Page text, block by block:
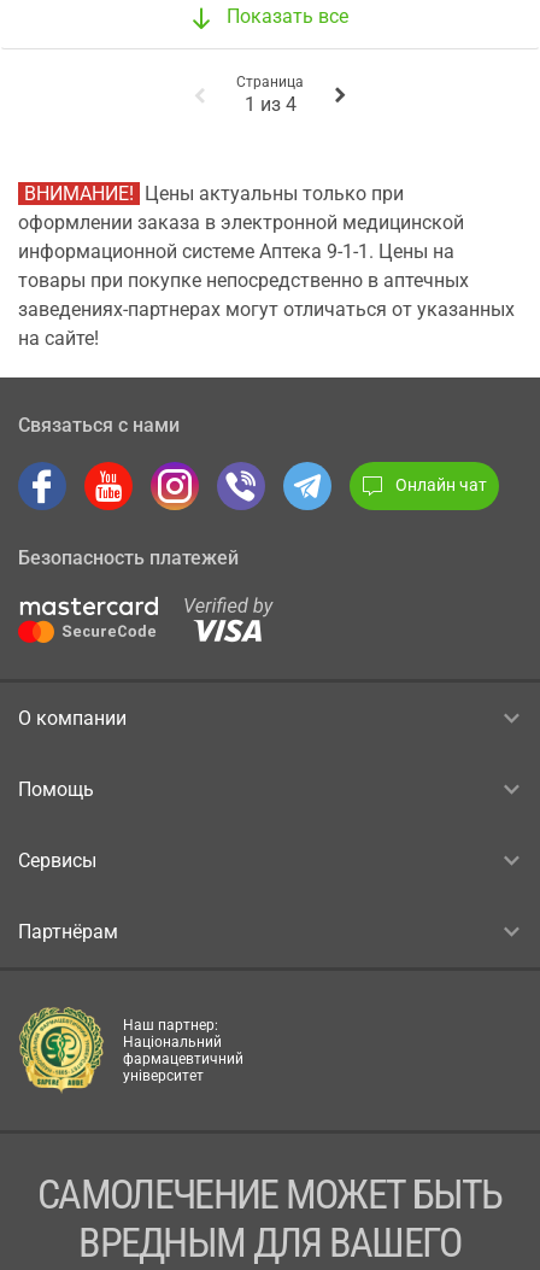
Показать все
Страница
1 из 4
ВНИМАНИЕ! Цены актуальны только при
оформлении заказа в электронной медицинской
информационной системе Аптека 9-1-1. Цены на
товары при покупке непосредственно в аптечных
заведениях-партнерах могут отличаться от указанных
на сайте!
Связаться с нами
Онлайн чат
Безопасность платежей
О компании
Помощь
Сервисы
Партнёрам
Наш партнер:
Національний
фармацевтичний
університет
САМОЛЕЧЕНИЕ МОЖЕТ БЫТЬ
ВРЕДНЫМ ДЛЯ ВАШЕГО